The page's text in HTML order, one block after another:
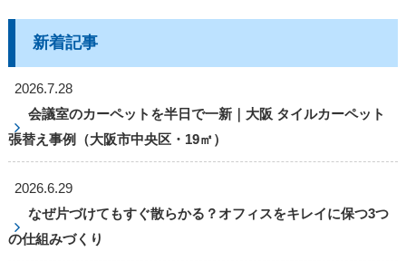
新着記事
2026.7.28
会議室のカーペットを半日で一新｜大阪 タイルカーペット
張替え事例（大阪市中央区・19㎡）
2026.6.29
なぜ片づけてもすぐ散らかる？オフィスをキレイに保つ3つ
の仕組みづくり